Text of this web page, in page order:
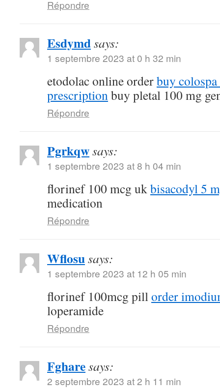
Répondre
Esdymdsays:
1 septembre 2023 at 0 h 32 min
etodolac online orderbuy
prescriptionbuy pletal 100 mg
Répondre
Pgrkqwsays:
1 septembre 2023 at 8 h 04 min
florinef 100 mcg ukbisacodyl 5
medication
Répondre
Wflosusays:
1 septembre 2023 at 12 h 05 min
florinef 100mcg pillorder
loperamide
Répondre
Fgharesays:
2 septembre 2023 at 2 h 11 min